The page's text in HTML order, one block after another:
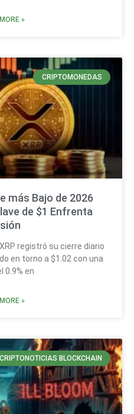
»
CRIPTOMONEDAS
más Bajo de 2026
de $1 Enfrenta
registró su cierre diario
en torno a $1.02 con una
0.9% en
»
CRIPTONOTICIAS BLOCKCHAIN